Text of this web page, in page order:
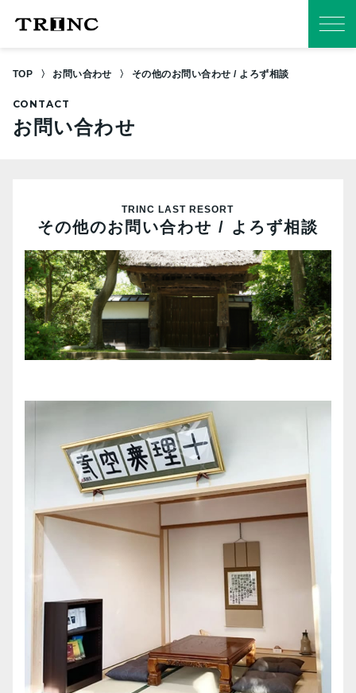
TOP お問い合わせ その他のお問い合わせ / よろず相談
CONTACT
お問い合わせ
TRINC LAST RESORT
その他のお問い合わせ / よろず相談